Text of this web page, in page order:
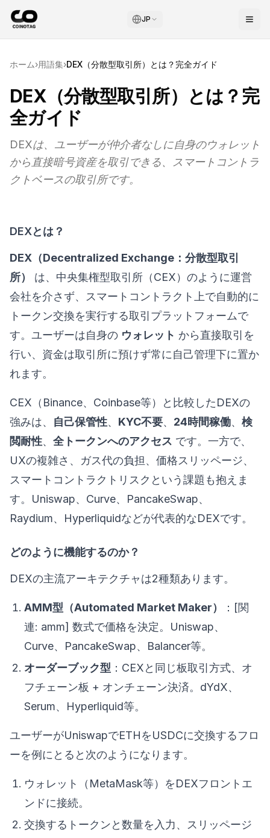
JP
ホーム›用語集›DEX（分散型取引所）とは？完全ガイド
DEX（分散型取引所）とは？完
全ガイド
DEXは、ユーザーが仲介者なしに自身のウォレット
から直接暗号資産を取引できる、スマートコントラ
クトベースの取引所です。
DEXとは？
DEX（Decentralized Exchange：分散型取引
所）
は、中央集権型取引所（CEX）のように運営
会社を介さず、スマートコントラクト上で自動的に
トークン交換を実行する取引プラットフォームで
す。ユーザーは自身の ウォレット から直接取引を
行い、資金は取引所に預けず常に自己管理下に置か
れます。
CEX（Binance、Coinbase等）と比較したDEXの
強みは、 自己保管性、 KYC不要、 24時間稼働、 検
閲耐性、 全トークンへのアクセス です。一方で、
UXの複雑さ、ガス代の負担、価格スリッページ、
スマートコントラクトリスクという課題も抱えま
す。Uniswap、Curve、PancakeSwap、
Raydium、Hyperliquidなどが代表的なDEXです。
どのように機能するのか？
DEXの主流アーキテクチャは2種類あります。
AMM型（Automated Market Maker）
：[関
連: amm] 数式で価格を決定。Uniswap、
Curve、PancakeSwap、Balancer等。
オーダーブック型 ：CEXと同じ板取引方式、オ
フチェーン板 + オンチェーン決済。dYdX、
Serum、Hyperliquid等。
ユーザーがUniswapでETHをUSDCに交換するフロ
ーを例にとると次のようになります。
ウォレット（MetaMask等）をDEXフロントエ
ンドに接続。
交換するトークンと数量を入力、スリッページ